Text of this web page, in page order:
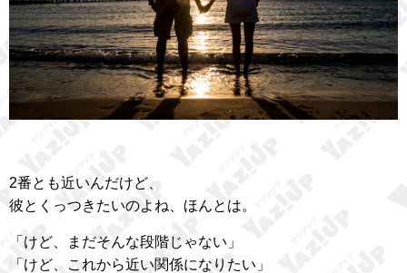
2番とも近いんだけど、
彼とくっつきたいのよね、ほんとは。
「けど、まだそんな段階じゃない」
「けど、これから近い関係になりたい」